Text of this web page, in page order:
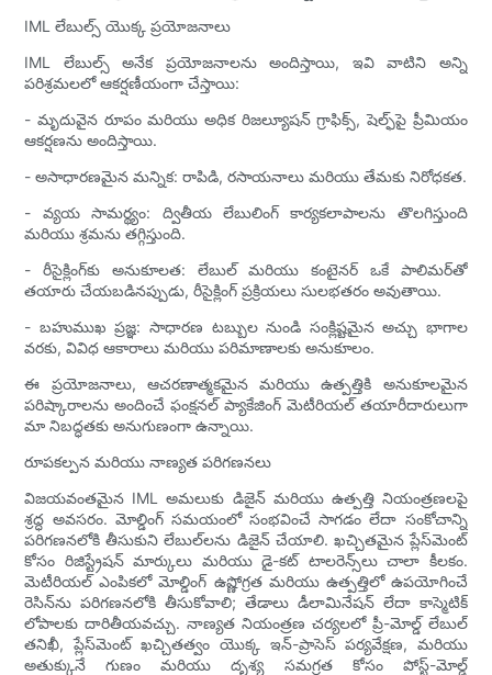
IML లేబుల్స్ యొక్క ప్రయోజనాలు
IML లేబుల్స్ అనేక ప్రయోజనాలను అందిస్తాయి, ఇవి వాటిని అన్ని
పరిశ్రమలలో ఆకర్షణీయంగా చేస్తాయి:
- మృదువైన రూపం మరియు అధిక రిజల్యూషన్ గ్రాఫిక్స్, షెల్ఫ్‌పై ప్రీమియం
ఆకర్షణను అందిస్తాయి.
- అసాధారణమైన మన్నిక: రాపిడి, రసాయనాలు మరియు తేమకు నిరోధకత.
- వ్యయ సామర్థ్యం: ద్వితీయ లేబులింగ్ కార్యకలాపాలను తొలగిస్తుంది
మరియు శ్రమను తగ్గిస్తుంది.
- రీసైక్లింగ్‌కు అనుకూలత: లేబుల్ మరియు కంటైనర్ ఒకే పాలిమర్‌తో
తయారు చేయబడినప్పుడు, రీసైక్లింగ్ ప్రక్రియలు సులభతరం అవుతాయి.
- బహుముఖ ప్రజ్ఞ: సాధారణ టబ్బుల నుండి సంక్లిష్టమైన అచ్చు భాగాల
వరకు, వివిధ ఆకారాలు మరియు పరిమాణాలకు అనుకూలం.
ఈ ప్రయోజనాలు, ఆచరణాత్మకమైన మరియు ఉత్పత్తికి అనుకూలమైన
పరిష్కారాలను అందించే ఫంక్షనల్ ప్యాకేజింగ్ మెటీరియల్ తయారీదారులుగా
మా నిబద్ధతకు అనుగుణంగా ఉన్నాయి.
రూపకల్పన మరియు నాణ్యత పరిగణనలు
విజయవంతమైన IML అమలుకు డిజైన్ మరియు ఉత్పత్తి నియంత్రణలపై
శ్రద్ధ అవసరం. మోల్డింగ్ సమయంలో సంభవించే సాగడం లేదా సంకోచాన్ని
పరిగణనలోకి తీసుకుని లేబుల్‌లను డిజైన్ చేయాలి. ఖచ్చితమైన ప్లేస్‌మెంట్
కోసం రిజిస్ట్రేషన్ మార్కులు మరియు డై-కట్ టాలరెన్స్‌లు చాలా కీలకం.
మెటీరియల్ ఎంపికలో మోల్డింగ్ ఉష్ణోగ్రత మరియు ఉత్పత్తిలో ఉపయోగించే
రెసిన్‌ను పరిగణనలోకి తీసుకోవాలి; తేడాలు డీలామినేషన్ లేదా కాస్మెటిక్
లోపాలకు దారితీయవచ్చు. నాణ్యత నియంత్రణ చర్యలలో ప్రీ-మోల్డ్ లేబుల్
తనిఖీ, ప్లేస్‌మెంట్ ఖచ్చితత్వం యొక్క ఇన్-ప్రాసెస్ పర్యవేక్షణ, మరియు
అతుక్కునే గుణం మరియు దృశ్య సమగ్రత కోసం పోస్ట్-మోల్డ్